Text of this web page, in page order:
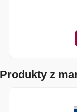
Produkty z